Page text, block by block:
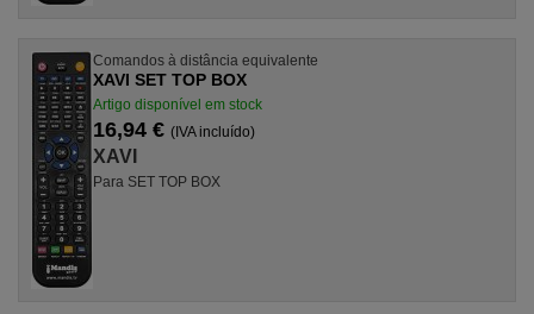
Comandos à distância equivalente
XAVI SET TOP BOX
Artigo disponível em stock
16,94 € (IVA incluído)
XAVI
Para SET TOP BOX